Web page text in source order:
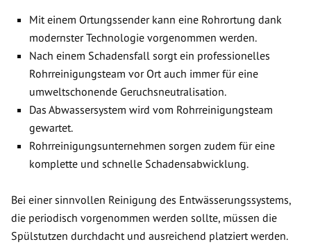
Mit einem Ortungssender kann eine Rohrortung dank
modernster Technologie vorgenommen werden.
Nach einem Schadensfall sorgt ein professionelles
Rohrreinigungsteam vor Ort auch immer für eine
umweltschonende Geruchsneutralisation.
Das Abwassersystem wird vom Rohrreinigungsteam
gewartet.
Rohrreinigungsunternehmen sorgen zudem für eine
komplette und schnelle Schadensabwicklung.
Bei einer sinnvollen Reinigung des Entwässerungssystems,
die periodisch vorgenommen werden sollte, müssen die
Spülstutzen durchdacht und ausreichend platziert werden.